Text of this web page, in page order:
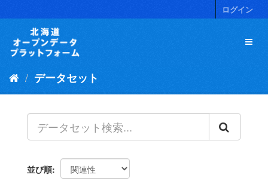
キ
ログイン
データセット
並び順